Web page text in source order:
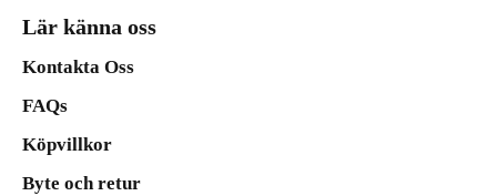
Lär känna oss
Kontakta Oss
FAQs
Köpvillkor
Byte och retur